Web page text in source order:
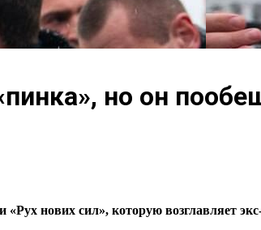
но он
нових сил», которую возглавляет